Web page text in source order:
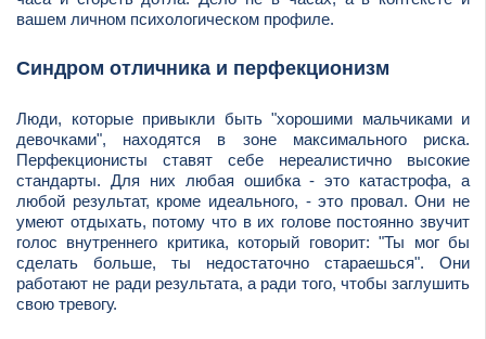
вашем личном психологическом профиле.
Синдром отличника и перфекционизм
Люди, которые привыкли быть "хорошими мальчиками и
девочками", находятся в зоне максимального риска.
Перфекционисты ставят себе нереалистично высокие
стандарты. Для них любая ошибка - это катастрофа, а
любой результат, кроме идеального, - это провал. Они не
умеют отдыхать, потому что в их голове постоянно звучит
голос внутреннего критика, который говорит: "Ты мог бы
сделать больше, ты недостаточно стараешься". Они
работают не ради результата, а ради того, чтобы заглушить
свою тревогу.